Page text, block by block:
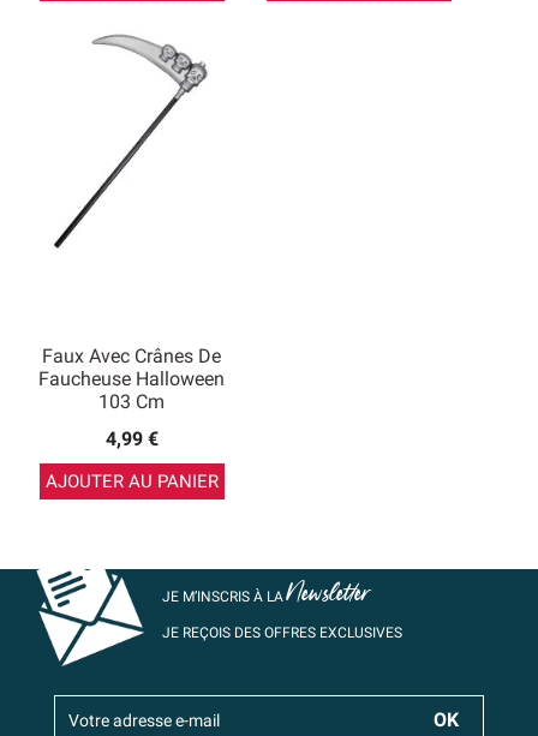
Faux Avec Crânes De
Faucheuse Halloween
103 Cm
4,99 €
AJOUTER AU PANIER
JE M’INSCRIS À LANewsletter
JE REÇOIS DES OFFRES EXCLUSIVES